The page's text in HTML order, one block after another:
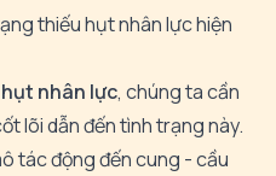
thiếu hụt nhân lực hiện
nhân lực, chúng ta cần
lõi dẫn đến tình trạng này.
tác động đến cung - cầu